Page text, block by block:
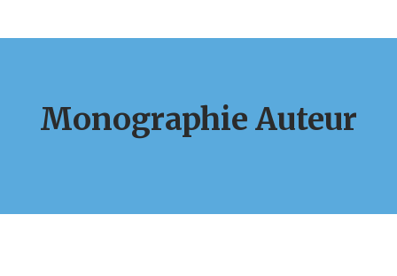
Monographie Auteur